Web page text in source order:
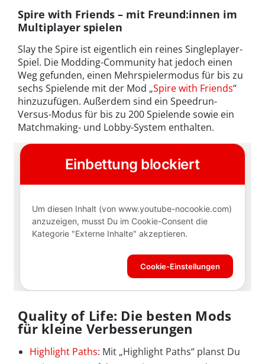
Spire with Friends – mit Freund:innen im
Multiplayer spielen
Slay the Spire ist eigentlich ein reines Singleplayer-
Spiel. Die Modding-Community hat jedoch einen
Weg gefunden, einen Mehrspielermodus für bis zu
sechs Spielende mit der Mod „Spire with Friends“
hinzuzufügen. Außerdem sind ein Speedrun-
Versus-Modus für bis zu 200 Spielende sowie ein
Matchmaking- und Lobby-System enthalten.
Quality of Life: Die besten Mods
für kleine Verbesserungen
Highlight Paths: Mit „Highlight Paths“ planst Du